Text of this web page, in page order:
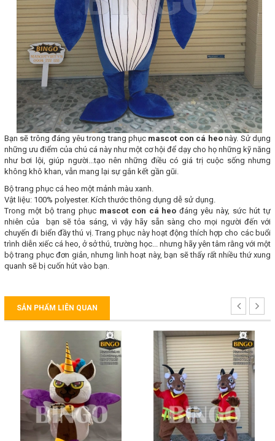
Bạn sẽ trông đáng yêu trong trang phục mascot con cá heonày. Sử dụng
những ưu điểm của chú cá này như một cơ hội để dạy cho họ những kỹ năng
như bơi lội, giúp người...tạo nên những điều có giá trị cuộc sống nhưng
không khô khan, vẫn mang lại sự gắn kết gần gũi.
Bộ trang phục cá heo một mảnh màu xanh.
Vật liệu: 100% polyester. Kích thước thông dụng dễ sử dụng.
Trong một bộ trang phục mascot con cá heođáng yêu này, sức hút tự
nhiên của bạn sẽ tỏa sáng, vì vậy hãy sẵn sàng cho mọi người đến với
chuyến đi biển đầy thú vị. Trang phục này hoạt động thích hợp cho các buổi
trình diễn xiếc cá heo, ở sở thú, trường học... nhưng hãy yên tâm rằng với một
bộ trang phục đơn giản, nhưng linh hoạt này, bạn sẽ thấy rất nhiều thứ xung
quanh sẽ bị cuốn hút vào bạn.
SẢN PHẨM LIÊN QUAN